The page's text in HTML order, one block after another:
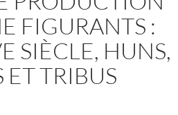
FIGURANTS :
SIÈCLE, HUNS,
ET TRIBUS